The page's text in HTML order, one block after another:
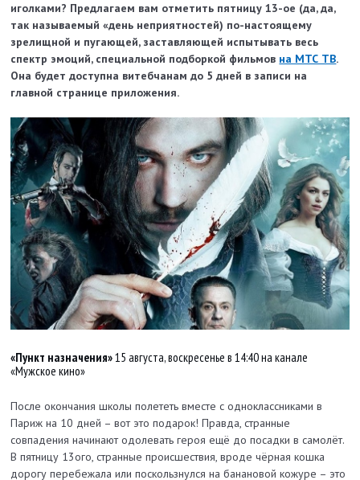
иголками? Предлагаем вам отметить пятницу 13-ое (да, да,
так называемый «день неприятностей) по-настоящему
зрелищной и пугающей, заставляющей испытывать весь
спектр эмоций, специальной подборкой фильмов на МТС ТВ.
Она будет доступна витебчанам до 5 дней в записи на
главной странице приложения.
«Пункт назначения»15 августа, воскресенье в 14:40 на канале
«Мужское кино»
После окончания школы полететь вместе с одноклассниками в
Париж на 10 дней – вот это подарок! Правда, странные
совпадения начинают одолевать героя ещё до посадки в самолёт.
В пятницу 13ого, странные происшествия, вроде чёрная кошка
дорогу перебежала или поскользнулся на банановой кожуре – это